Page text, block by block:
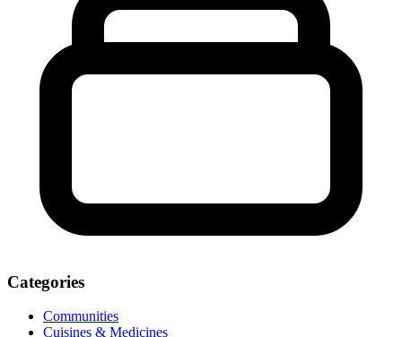
Categories
Communities
Cuisines & Medicines